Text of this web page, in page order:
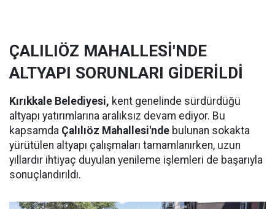
ÇALILIÖZ MAHALLESİ'NDE
ALTYAPI SORUNLARI GİDERİLDİ
Kırıkkale Belediyesi, kent genelinde sürdürdüğü
altyapı yatırımlarına aralıksız devam ediyor. Bu
kapsamda Çalılıöz Mahallesi'nde bulunan sokakta
yürütülen altyapı çalışmaları tamamlanırken, uzun
yıllardır ihtiyaç duyulan yenileme işlemleri de başarıyla
sonuçlandırıldı.